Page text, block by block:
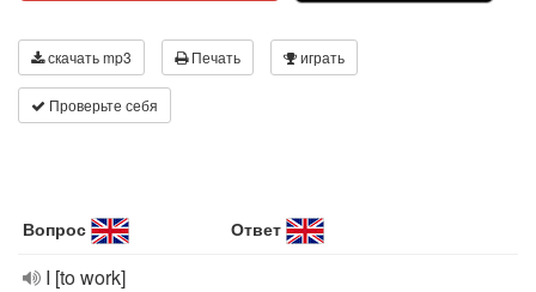
скачать mp3 Печать играть
Проверьте себя
Вопрос Ответ
I [to work]